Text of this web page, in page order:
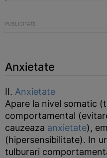
Anxietate
II. Anxietate
Apare la nivel somatic
comportamental
cauzeaza anxietate),
(hipersensibilitate). In
tulburari